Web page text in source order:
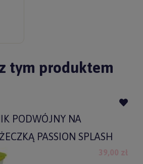
tym produktem
PODWÓJNY NA
PASSION SPLASH
39,00 zł